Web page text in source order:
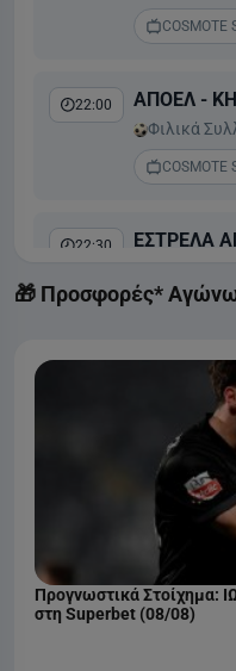
COSMOTE
22:00 ΑΠΟΕΛ -
Φιλικά
COSMOTE
22:30 ΕΣΤΡΕΛΑ
COSMOTE
🎁 Προσφορές*
Προγνωστικά Στοίχημα:
στη Superbet (08/08)